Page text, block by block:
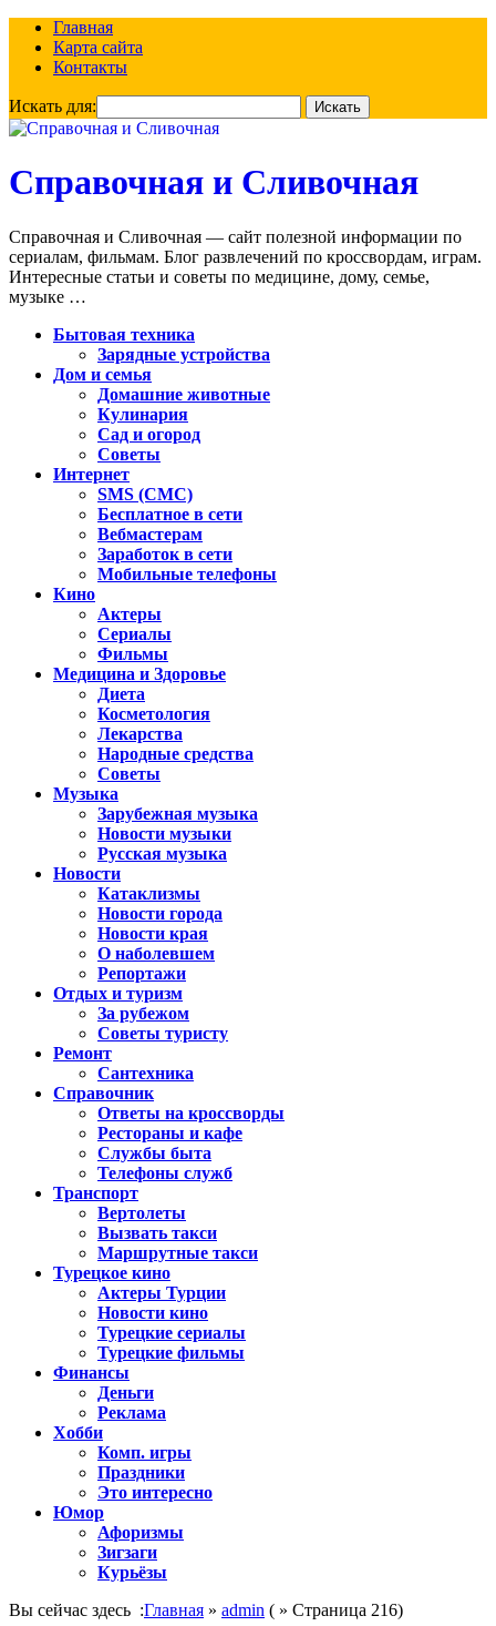
Главная
Карта сайта
Контакты
Искать для:
Справочная и Сливочная
Справочная и Сливочная — сайт полезной информации по
сериалам, фильмам. Блог развлечений по кроссвордам, играм.
Интересные статьи и советы по медицине, дому, семье,
музыке …
Бытовая техника
Зарядные устройства
Дом и семья
Домашние животные
Кулинария
Сад и огород
Советы
Интернет
SMS (СМС)
Бесплатное в сети
Вебмастерам
Заработок в сети
Мобильные телефоны
Кино
Актеры
Сериалы
Фильмы
Медицина и Здоровье
Диета
Косметология
Лекарства
Народные средства
Советы
Музыка
Зарубежная музыка
Новости музыки
Русская музыка
Новости
Катаклизмы
Новости города
Новости края
О наболевшем
Репортажи
Отдых и туризм
За рубежом
Советы туристу
Ремонт
Сантехника
Справочник
Ответы на кроссворды
Рестораны и кафе
Службы быта
Телефоны служб
Транспорт
Вертолеты
Вызвать такси
Маршрутные такси
Турецкое кино
Актеры Турции
Новости кино
Турецкие сериалы
Турецкие фильмы
Финансы
Деньги
Реклама
Хобби
Комп. игры
Праздники
Это интересно
Юмор
Афоризмы
Зигзаги
Курьёзы
Вы сейчас здесь :Главная » admin ( » Страница 216)